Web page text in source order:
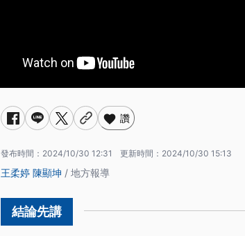
讚
發布時間： 2024/10/30 12:31 更新時間： 2024/10/30 15:13
王柔婷 陳顯坤 / 地方報導